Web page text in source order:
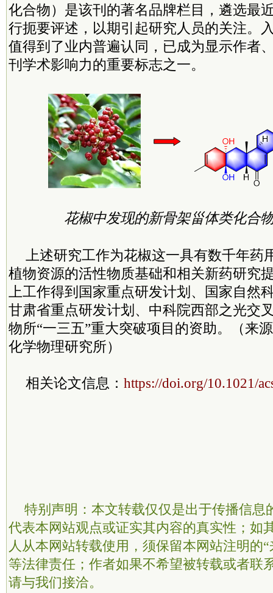
化合物）是该刊的著名品牌栏目，遴选最
行扼要评述，以期引起研究人员的关注。
值得到了业内普遍认同，已成为显示作者
刊学术影响力的重要标志之一。
花椒中发现的新骨架甾体类化合
上述研究工作为花椒这一具有数千年药
植物资源的活性物质基础和相关新药研究
上工作得到国家重点研发计划、国家自然
甘肃省重点研发计划、 中科院西部之光交
物所“一三五”重大突破项目的资助。（来
化学物理研究所）
相关论文信息： https://doi.org/10.1021/
特别声明：本文转载仅仅是出于传播信息
代表本网站观点或证实其内容的真实性；如
人从本网站转载使用，须保留本网站注明的
等法律责任；作者如果不希望被转载或者联
请与我们接洽。